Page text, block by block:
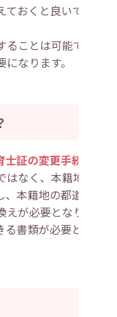
おくと良いでしょ
ことは可能です。
なります。
証の変更手続きは
なく、本籍地の都
本籍地の都道府県
が必要となりま
書類が必要となり